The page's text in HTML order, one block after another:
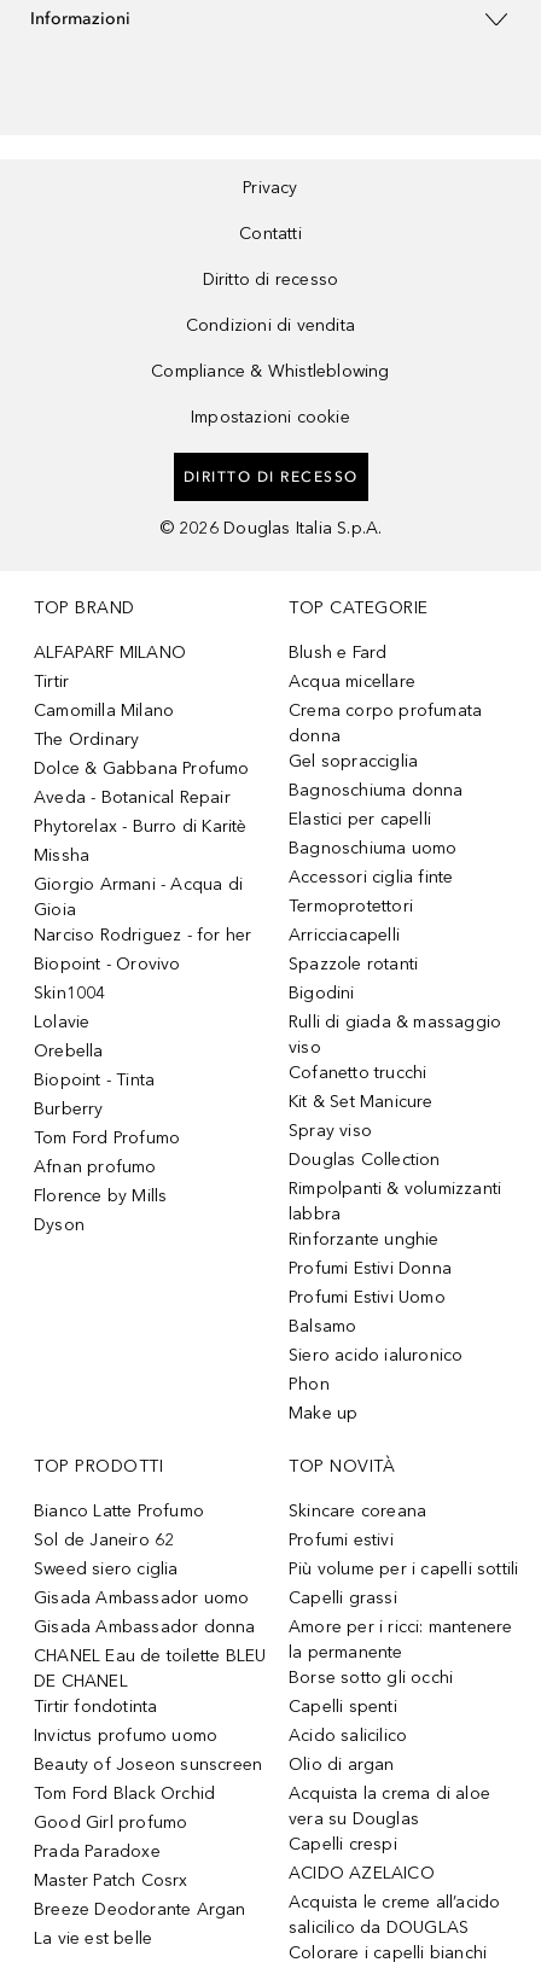
Informazioni
Privacy
Contatti
Diritto di recesso
Condizioni di vendita
Compliance & Whistleblowing
Impostazioni cookie
DIRITTO DI RECESSO
© 2026 Douglas Italia S.p.A.
TOP BRAND
ALFAPARF MILANO
Tirtir
Camomilla Milano
The Ordinary
Dolce & Gabbana Profumo
Aveda - Botanical Repair
Phytorelax - Burro di Karitè
Missha
Giorgio Armani - Acqua di
Gioia
Narciso Rodriguez - for her
Biopoint - Orovivo
Skin1004
Lolavie
Orebella
Biopoint - Tinta
Burberry
Tom Ford Profumo
Afnan profumo
Florence by Mills
Dyson
TOP CATEGORIE
Blush e Fard
Acqua micellare
Crema corpo profumata
donna
Gel sopracciglia
Bagnoschiuma donna
Elastici per capelli
Bagnoschiuma uomo
Accessori ciglia finte
Termoprotettori
Arricciacapelli
Spazzole rotanti
Bigodini
Rulli di giada & massaggio
viso
Cofanetto trucchi
Kit & Set Manicure
Spray viso
Douglas Collection
Rimpolpanti & volumizzanti
labbra
Rinforzante unghie
Profumi Estivi Donna
Profumi Estivi Uomo
Balsamo
Siero acido ialuronico
Phon
Make up
TOP PRODOTTI
Bianco Latte Profumo
Sol de Janeiro 62
Sweed siero ciglia
Gisada Ambassador uomo
Gisada Ambassador donna
CHANEL Eau de toilette BLEU
DE CHANEL
Tirtir fondotinta
Invictus profumo uomo
Beauty of Joseon sunscreen
Tom Ford Black Orchid
Good Girl profumo
Prada Paradoxe
Master Patch Cosrx
Breeze Deodorante Argan
La vie est belle
TOP NOVITÀ
Skincare coreana
Profumi estivi
Più volume per i capelli sottili
Capelli grassi
Amore per i ricci: mantenere
la permanente
Borse sotto gli occhi
Capelli spenti
Acido salicilico
Olio di argan
Acquista la crema di aloe
vera su Douglas
Capelli crespi
ACIDO AZELAICO
Acquista le creme all’acido
salicilico da DOUGLAS
Colorare i capelli bianchi